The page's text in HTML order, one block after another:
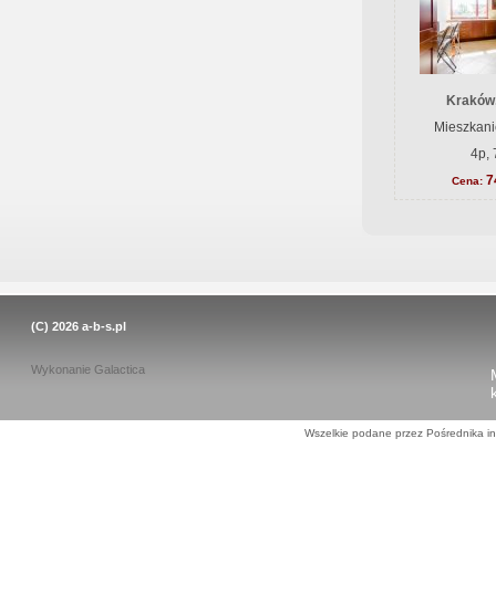
4p,
Cena:
(C) 2026 a-b-s.pl
Wykonanie Galactica
Wszelkie podane przez Pośrednika